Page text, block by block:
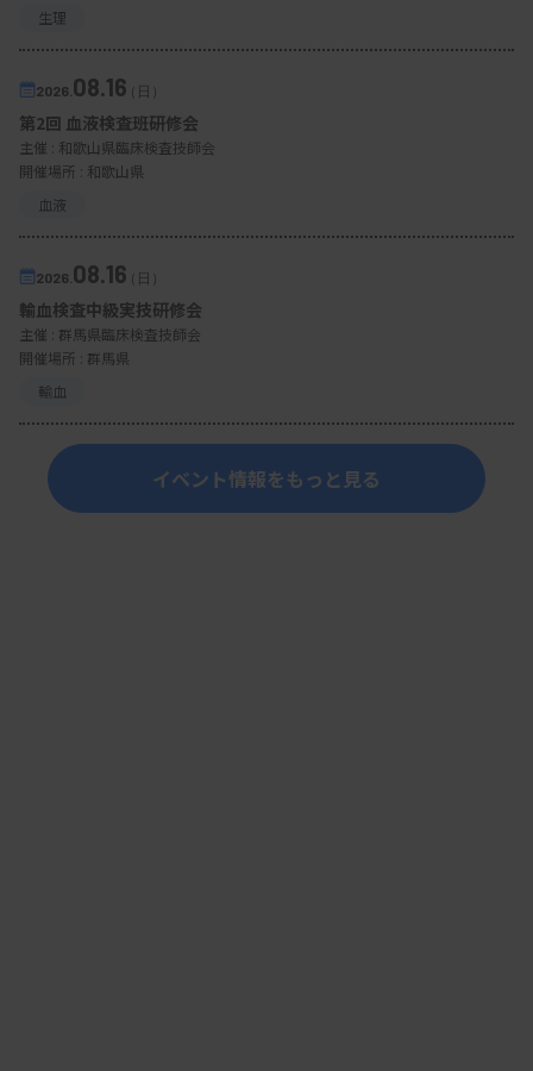
生理
2026. 08.16（日）
第2回 血液検査班研修会
主催 : 和歌山県臨床検査技師会
開催場所 : 和歌山県
血液
2026. 08.16（日）
輸血検査中級実技研修会
主催 : 群馬県臨床検査技師会
開催場所 : 群馬県
輸血
イベント情報をもっと見る